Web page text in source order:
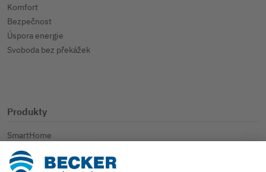
Komfort
Bezpečnost
Úspora energie
Svoboda bez překážek
Produkty
SmartHome
Rolety
Sluneční clona